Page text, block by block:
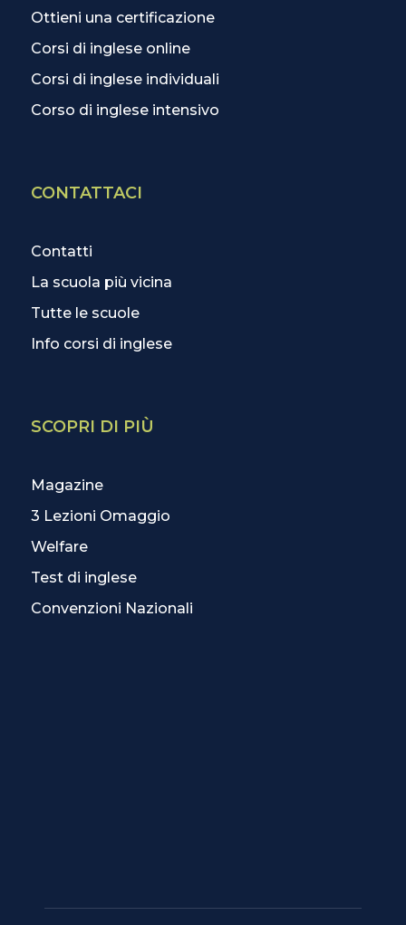
Ottieni una certificazione
Corsi di inglese online
Corsi di inglese individuali
Corso di inglese intensivo
CONTATTACI
Contatti
La scuola più vicina
Tutte le scuole
Info corsi di inglese
SCOPRI DI PIÙ
Magazine
3 Lezioni Omaggio
Welfare
Test di inglese
Convenzioni Nazionali